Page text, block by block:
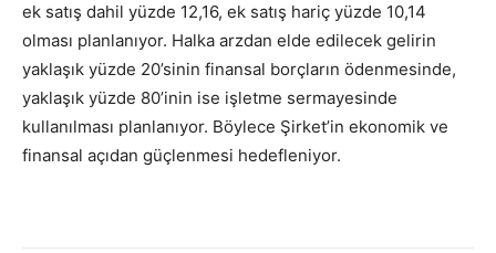
ek satış dahil yüzde 12,16, ek satış hariç yüzde 10,14
olması planlanıyor. Halka arzdan elde edilecek gelirin
yaklaşık yüzde 20’sinin finansal borçların ödenmesinde,
yaklaşık yüzde 80’inin ise işletme sermayesinde
kullanılması planlanıyor. Böylece Şirket’in ekonomik ve
finansal açıdan güçlenmesi hedefleniyor.